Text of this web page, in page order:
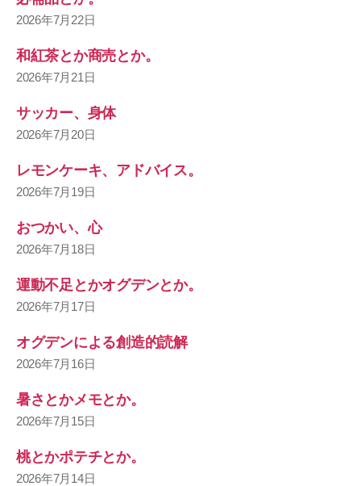
2026年7月22日
和紅茶とか商売とか。
2026年7月21日
サッカー、身体
2026年7月20日
レモンケーキ、アドバイス。
2026年7月19日
おつかい、心
2026年7月18日
運動不足とかオグデンとか。
2026年7月17日
オグデンによる創造的読解
2026年7月16日
暑さとかメモとか。
2026年7月15日
桃とかポテチとか。
2026年7月14日